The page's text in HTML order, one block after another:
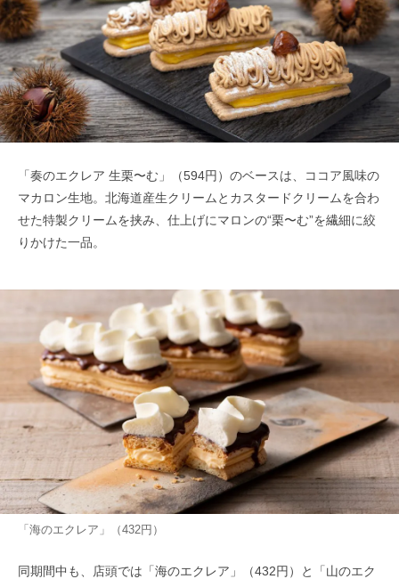
「奏のエクレア 生栗〜む」（594円）のベースは、ココア風味の
マカロン生地。北海道産生クリームとカスタードクリームを合わ
せた特製クリームを挟み、仕上げにマロンの“栗〜む”を繊細に絞
りかけた一品。
「海のエクレア」（432円）
同期間中も、店頭では「海のエクレア」（432円）と「山のエク